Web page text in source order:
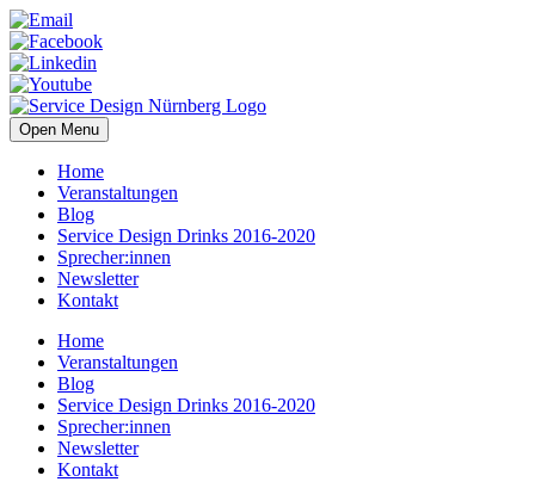
Open Menu
Home
Veranstaltungen
Blog
Service Design Drinks 2016-2020
Sprecher:innen
Newsletter
Kontakt
Home
Veranstaltungen
Blog
Service Design Drinks 2016-2020
Sprecher:innen
Newsletter
Kontakt